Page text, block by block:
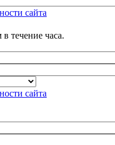
сайта
течение часа.
сайта